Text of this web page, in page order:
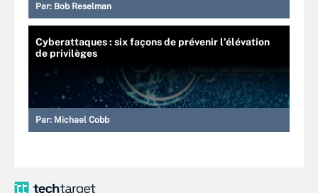
Par: Bob Reselman
Cyberattaques : six façons de prévenir l’élévation
de privilèges
Par: Michael Cobb